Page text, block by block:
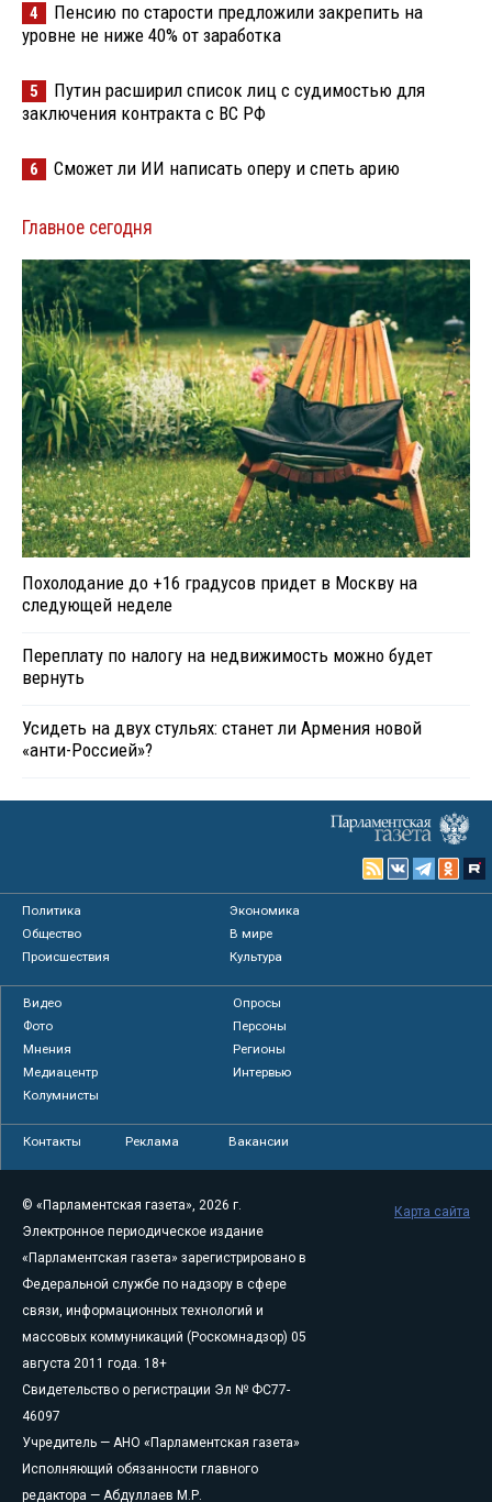
4
Пенсию по старости предложили закрепить на
уровне не ниже 40% от заработка
5
Путин расширил список лиц с судимостью для
заключения контракта с ВС РФ
6 Сможет ли ИИ написать оперу и спеть арию
Главное сегодня
Похолодание до +16 градусов придет в Москву на
следующей неделе
Переплату по налогу на недвижимость можно будет
вернуть
Усидеть на двух стульях: станет ли Армения новой
«анти-Россией»?
Политика
Экономика
Общество
В мире
Происшествия
Культура
Видео
Опросы
Фото
Персоны
Мнения
Регионы
Медиацентр
Интервью
Колумнисты
Контакты Реклама Вакансии
© «Парламентская газета», 2026 г.
Электронное периодическое издание
«Парламентская газета» зарегистрировано в
Федеральной службе по надзору в сфере
связи, информационных технологий и
массовых коммуникаций (Роскомнадзор) 05
августа 2011 года. 18+
Свидетельство о регистрации Эл № ФС77-
46097
Учредитель — АНО «Парламентская газета»
Исполняющий обязанности главного
редактора — Абдуллаев М.Р.
Карта сайта